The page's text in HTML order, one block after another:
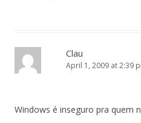
Clau
April 1, 2009 at 2:39
Windows é inseguro pra quem